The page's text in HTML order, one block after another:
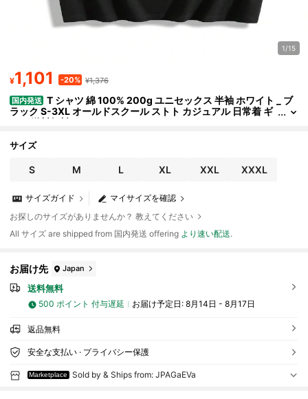
1/15
¥1,101 -20% ¥1,376
国内発送 T シャツ 綿 100% 200g ユニセックス 半袖 ホワイト _ ブ
ラック S-3XL オールドスクール ストト カジュアル 日常着 ギ
フト 送料無料
サイズ
S M L XL XXL XXXL
マイサイズを確認
サイズガイド
お探しのサイズがありませんか？ 教えてください
All サイズ are shipped from 国内発送 offering より速い配送.
お届け先 Japan
送料無料
500 ポイント 付与遅延 お届け予定日: 8月14日 - 8月17日
返品無料
安全な支払い · プライバシー保護
Marketplace Sold by & Ships from: JPAGaEVa